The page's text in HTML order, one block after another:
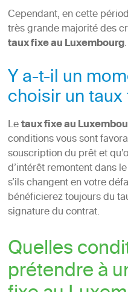
Cependant, en cette
très grande majorité des
taux fixe au Luxembourg.
Y a-t-il un
choisir un taux
Letaux fixe au
conditions vous sont
souscription du prêt et
d’intérêt remontent dans
s’ils changent en votre
bénéficierez toujours du
signature du contrat.
Quelles
prétendre à